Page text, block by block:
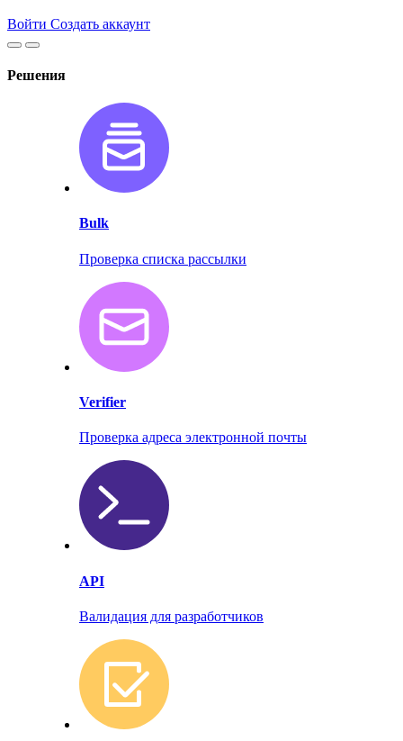
Войти Создать аккаунт
Решения
Bulk
Проверка списка рассылки
Verifier
Проверка адреса электронной почты
API
Валидация для разработчиков